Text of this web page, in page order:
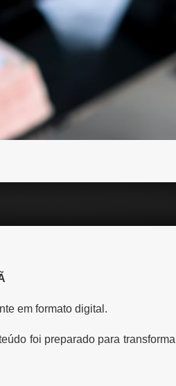
em formato digital.
foi preparado para